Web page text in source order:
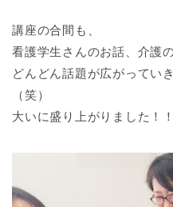
講座の合間も、
看護学生さんのお話、介護
どんどん話題が広がってい
（笑）
大いに盛り上がりました！！